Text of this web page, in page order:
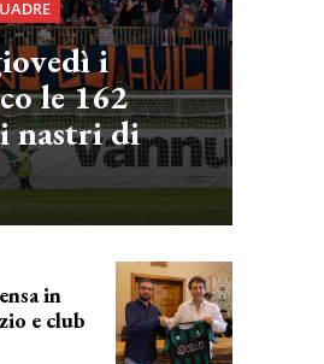
i
le 162
nastri di
in
e club